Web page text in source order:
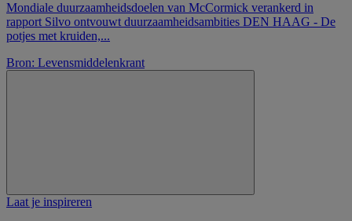
Mondiale duurzaamheidsdoelen van McCormick verankerd in
rapport Silvo ontvouwt duurzaamheidsambities DEN HAAG - De
potjes met kruiden,...
Bron: Levensmiddelenkrant
Laat je inspireren